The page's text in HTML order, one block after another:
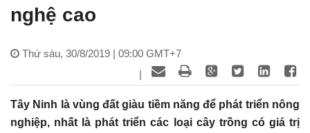
nghệ cao
Thứ sáu, 30/8/2019 | 09:00 GMT+7
|
Tây Ninh là vùng đất giàu tiềm năng để phát triển nông
nghiệp, nhất là phát triển các loại cây trồng có giá trị